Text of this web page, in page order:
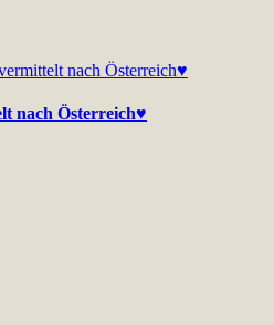
nach Österreich♥